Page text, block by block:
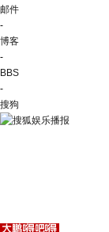
邮件
-
博客
-
BBS
-
搜狗